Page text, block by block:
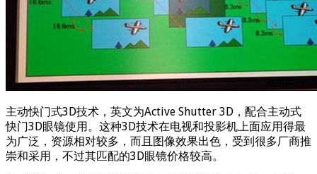
主动快门式3D技术，英文为Active Shutter 3D，配合主动式
快门3D眼镜使用。这种3D技术在电视和投影机上面应用得最
为广泛，资源相对较多，而且图像效果出色，受到很多厂商推
崇和采用，不过其匹配的3D眼镜价格较高。